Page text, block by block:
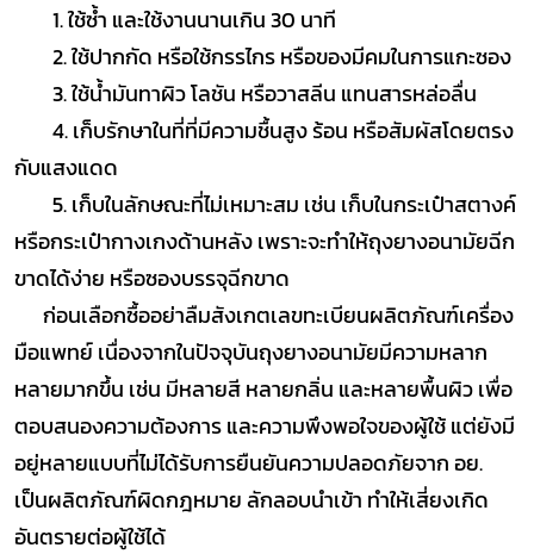
1. ใช้ซ้ำ และใช้งานนานเกิน 30 นาที
2. ใช้ปากกัด หรือใช้กรรไกร หรือของมีคมในการแกะซอง
3. ใช้น้ำมันทาผิว โลชัน หรือวาสลีน แทนสารหล่อลื่น
4. เก็บรักษาในที่ที่มีความชื้นสูง ร้อน หรือสัมผัสโดยตรง
กับแสงแดด
5. เก็บในลักษณะที่ไม่เหมาะสม เช่น เก็บในกระเป๋าสตางค์
หรือกระเป๋ากางเกงด้านหลัง เพราะจะทำให้ถุงยางอนามัยฉีก
ขาดได้ง่าย หรือซองบรรจุฉีกขาด
ก่อนเลือกซื้ออย่าลืมสังเกตเลขทะเบียนผลิตภัณฑ์เครื่อง
มือแพทย์ เนื่องจากในปัจจุบันถุงยางอนามัยมีความหลาก
หลายมากขึ้น เช่น มีหลายสี หลายกลิ่น และหลายพื้นผิว เพื่อ
ตอบสนองความต้องการ และความพึงพอใจของผู้ใช้ แต่ยังมี
อยู่หลายแบบที่ไม่ได้รับการยืนยันความปลอดภัยจาก อย.
เป็นผลิตภัณฑ์ผิดกฎหมาย ลักลอบนำเข้า ทำให้เสี่ยงเกิด
อันตรายต่อผู้ใช้ได้